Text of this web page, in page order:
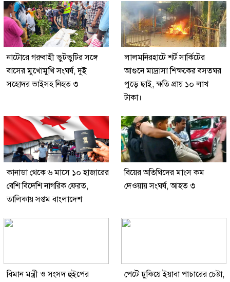
নাটোরে গরুবাহী ভুটভুটির সঙ্গে
বাসের মুখোমুখি সংঘর্ষ, দুই
সহোদর ভাইসহ নিহত ৩
লালমনিরহাটে শর্ট সার্কিটের
আগুনে মাদ্রাসা শিক্ষকের বসতঘর
পুড়ে ছাই, ক্ষতি প্রায় ১০ লাখ
টাকা।
কানাডা থেকে ৬ মাসে ১০ হাজারের
বেশি বিদেশি নাগরিক ফেরত,
তালিকায় সপ্তম বাংলাদেশ
বিয়ের অতিথিদের মাংস কম
দেওয়ায় সংঘর্ষ, আহত ৩
বিমান মন্ত্রী ও সংসদ হুইপের
পেটে ঢুকিয়ে ইয়াবা পাচারের চেষ্টা,